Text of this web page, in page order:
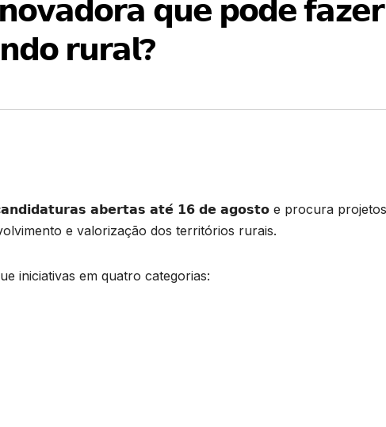
𝗾𝘂𝗲 𝗽𝗼𝗱𝗲
𝗿𝘂𝗿𝗮𝗹?
𝗮𝗯𝗲𝗿𝘁𝗮𝘀 𝗮𝘁𝗲́ 𝟭𝟲 𝗱𝗲 𝗮𝗴𝗼𝘀𝘁𝗼 e procura projetos
e valorização dos territórios rurais.
iniciativas em quatro categorias: